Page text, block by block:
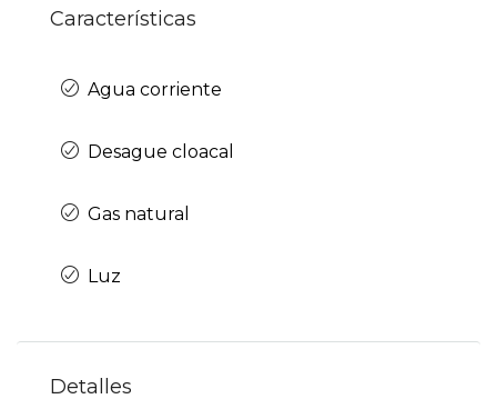
Características
Agua corriente
Desague cloacal
Gas natural
Luz
Detalles